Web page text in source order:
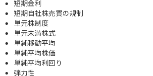
短期金利
短期自社株売買の規制
単元株制度
単元未満株式
単純移動平均
単純平均株価
単純平均利回り
弾力性